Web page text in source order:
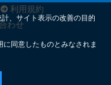
利用規約
わせ
、サイト表示の改善の目的
に同意したものとみなされま